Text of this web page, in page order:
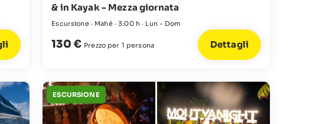
& in Kayak - Mezza giornata
Escursione · Mahé · 3:00 h · Lun - Dom
130 € Prezzo per 1 persona Dettagli
ESCURSIONE